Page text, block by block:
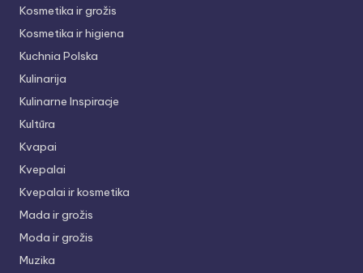
Kosmetika ir grožis
Kosmetika ir higiena
Kuchnia Polska
Kulinarija
Kulinarne Inspiracje
Kultūra
Kvapai
Kvepalai
Kvepalai ir kosmetika
Mada ir grožis
Moda ir grožis
Muzika